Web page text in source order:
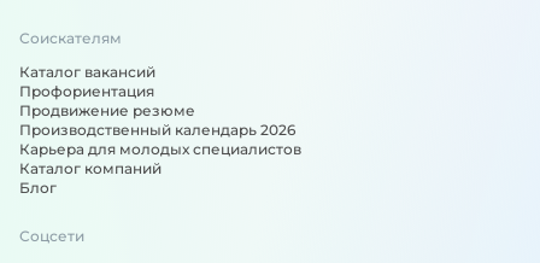
Соискателям
Каталог вакансий
Профориентация
Продвижение резюме
Производственный календарь 2026
Карьера для молодых специалистов
Каталог компаний
Блог
Соцсети